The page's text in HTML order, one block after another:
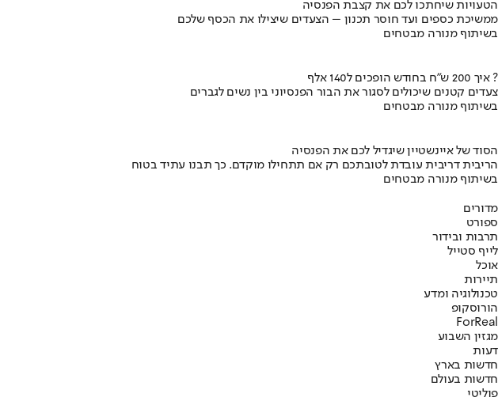
הטעויות שיחתכו לכם את קצבת הפנסיה
ממשיכת כספים ועד חוסר תכנון – הצעדים שיצילו את הכסף שלכם
בשיתוף מנורה מבטחים
איך 200 ש"ח בחודש הופכים ל140 אלף ?
צעדים קטנים שיכולים לסגור את הבור הפנסיוני בין נשים לגברים
בשיתוף מנורה מבטחים
הסוד של איינשטיין שיגדיל לכם את הפנסיה
הריבית דריבית עובדת לטובתכם רק אם תתחילו מוקדם. כך תבנו עתיד בטוח
בשיתוף מנורה מבטחים
מדורים
ספורט
תרבות ובידור
לייף סטייל
אוכל
תיירות
טכנולוגיה ומדע
הורוסקופ
ForReal
מגזין השבוע
דעות
חדשות בארץ
חדשות בעולם
פוליטי